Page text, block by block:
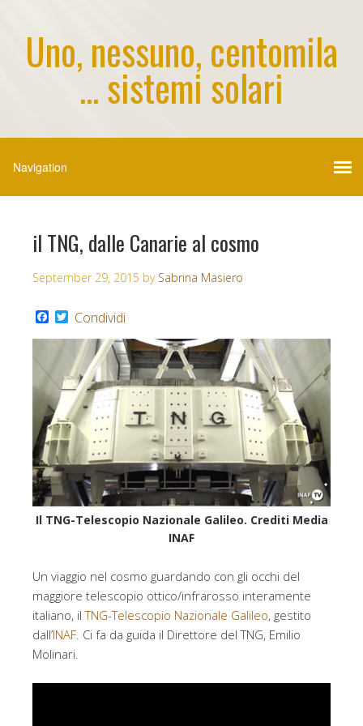
Uno, nessuno, centomila
... sistemi solari
il TNG, dalle Canarie al cosmo
September 29, 2015 by Sabrina Masiero
F
c
o
o
k
i
t
e
r
Condividi
Il TNG-Telescopio Nazionale Galileo. Crediti Media
INAF
Un viaggio nel cosmo guardando con gli occhi del
maggiore telescopio ottico/infrarosso interamente
italiano, ilTNG-Telescopio Nazionale Galileo, gestito
dall’INAF . Ci fa da guida il Direttore del TNG, Emilio
Molinari.